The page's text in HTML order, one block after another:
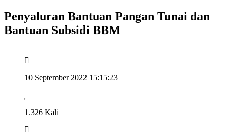
Penyaluran Bantuan Pangan Tunai dan
Bantuan Subsidi BBM
10 September 2022 15:15:23
1.326 Kali